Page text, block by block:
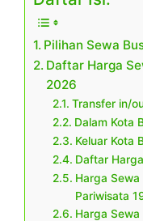
Pilihan Sewa
Daftar Harga
2026
Transfer in/
Dalam Kota
Keluar Kota
Daftar
Harga
Pariwisata
Harga